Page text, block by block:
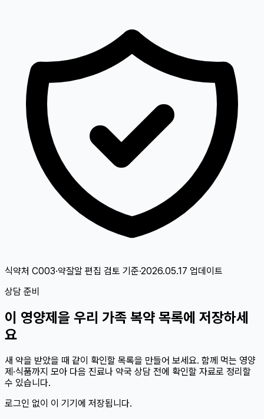
식약처 C003·약잘알 편집 검토 기준·2026.05.17 업데이트
상담 준비
이 영양제 을 우리 가족 복약 목록에 저장하세
요
새 약을 받았을 때 같이 확인할 목록을 만들어 보세요. 함께 먹는 영양
제·식품까지 모아 다음 진료나 약국 상담 전에 확인할 자료로 정리할
수 있습니다.
로그인 없이 이 기기에 저장됩니다.